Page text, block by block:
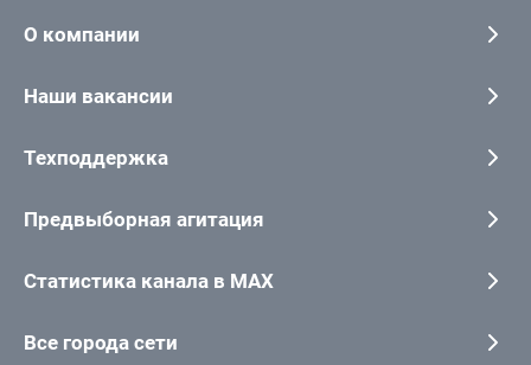
О компании
Наши вакансии
Техподдержка
Предвыборная агитация
Статистика канала в MAX
Все города сети